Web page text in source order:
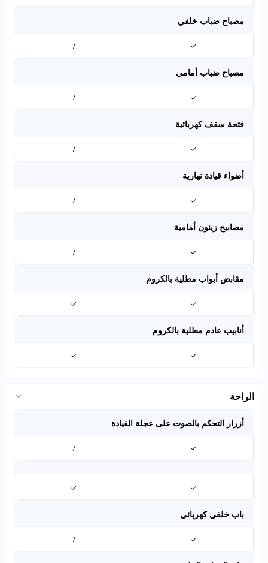
مصباح ضباب خلفي
✓
/
مصباح ضباب أمامي
✓
/
فتحة سقف كهربائية
✓
/
أضواء قيادة نهارية
✓
/
مصابيح زينون أمامية
✓
/
مقابض أبواب مطلية بالكروم
✓
✓
أنابيب عادم مطلية بالكروم
✓
✓
الراحة
أزرار التحكم بالصوت على عجلة القيادة
✓
/
✓
✓
باب خلفي كهربائي
✓
/